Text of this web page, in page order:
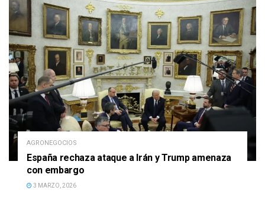
AGRONEGOCIOS
España rechaza ataque a Irán y Trump amenaza
con embargo
3 MARZO, 2026